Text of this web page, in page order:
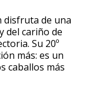
disfruta de una
del cariño de
Su 20º
más: es un
caballos más